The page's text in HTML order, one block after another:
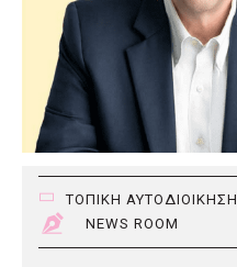
ΤΟΠΙΚΗ ΑΥΤΟΔΙΟΙΚΗΣΗ
NEWS ROOM